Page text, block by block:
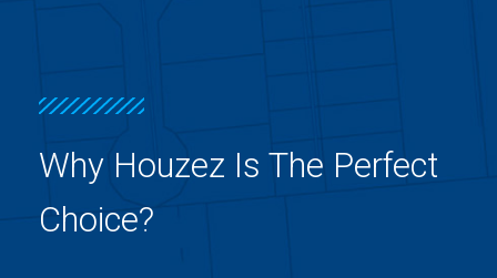
Why Houzez Is The Perfect
Choice?